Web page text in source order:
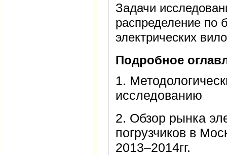
Задачи
распределение по
электрических
Подробное
1.
исследованию
2. Обзор рынка
погрузчиков в
2013–2014гг.